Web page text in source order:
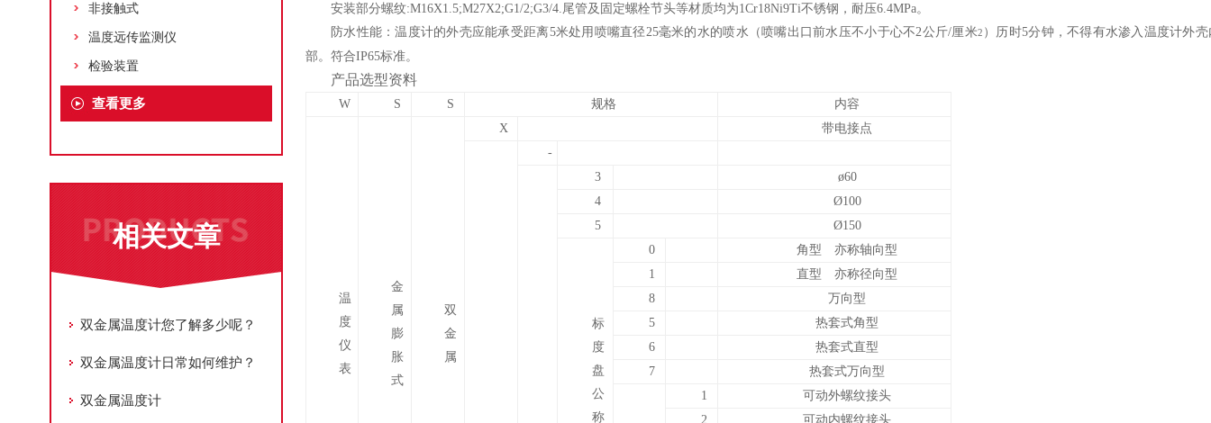
非接触式
温度远传监测仪
检验装置
查看更多
相关文章
双金属温度计您了解多少呢？
双金属温度计日常如何维护？
双金属温度计
安装部分螺纹:M16X1.5;M27X2;G1/2;G3/4.尾管及固定螺栓节头等材质均为1Cr18Ni9Ti不锈钢，耐压6.4MPa。
防水性能：温度计的外壳应能承受距离5米处用喷嘴直径25毫米的水的喷水（喷嘴出口前水压不小于心不2公斤/厘米2 ）历时5分钟，不得有水渗入温度计外壳
部。符合IP65标准。
产品选型资料
W S S 规格 内容
温
度
仪
表
金
属
膨
胀
式
双
金
属
X
带电接点
-
3
ø60
4
Ø100
5
Ø150
标
度
盘
公
称
0
角型 亦称轴向型
1
直型 亦称径向型
8
万向型
5
热套式角型
6
热套式直型
7
热套式万向型
1
可动外螺纹接头
2
可动内螺纹接头